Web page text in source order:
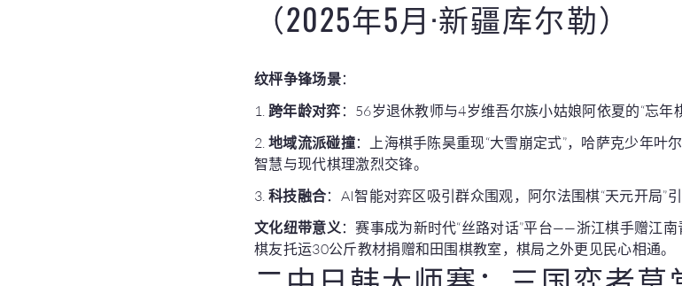
（2025年5月·新疆库尔勒）
纹枰争锋场景：
1. 跨年龄对弈 ：56岁退休教师与4岁维吾尔族小姑娘阿依夏的“忘年
2. 地域流派碰撞：上海棋手陈昊重现“大雪崩定式”，哈萨克少年叶
智慧与现代棋理激烈交锋。
3. 科技融合：AI智能对弈区吸引群众围观，阿尔法围棋“天元开局”
文化纽带意义：赛事成为新时代“丝路对话”平台——浙江棋手赠江
棋友托运30公斤教材捐赠和田围棋教室，棋局之外更见民心相通。